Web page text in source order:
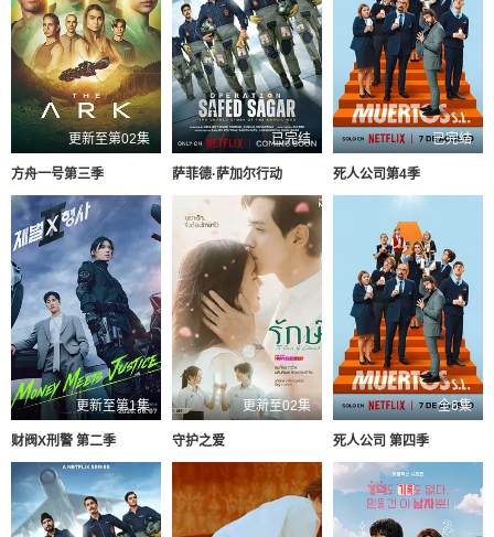
更新至第02集
方舟一号第三季
已完结
萨菲德·萨加尔行动
已完结
死人公司第4季
更新至第1集
财阀X刑警 第二季
更新至02集
守护之爱
全6集
死人公司 第四季